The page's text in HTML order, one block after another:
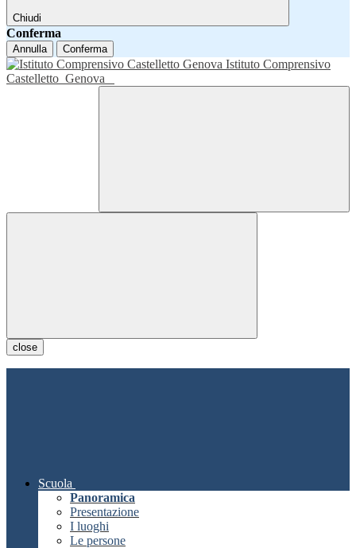
Chiudi
Conferma
Annulla Conferma
Istituto Comprensivo
Castelletto Genova
close
Scuola
Panoramica
Presentazione
I luoghi
Le persone